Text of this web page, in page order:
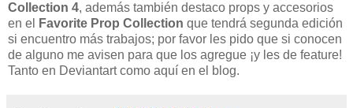
Collection 4, además también destaco props y accesorios
en el
Favorite Prop Collection que tendrá segunda edición
si encuentro más trabajos; por favor les pido que si conocen
de alguno me avisen para que los agregue ¡y les de feature!
Tanto en Deviantart como aquí en el blog.